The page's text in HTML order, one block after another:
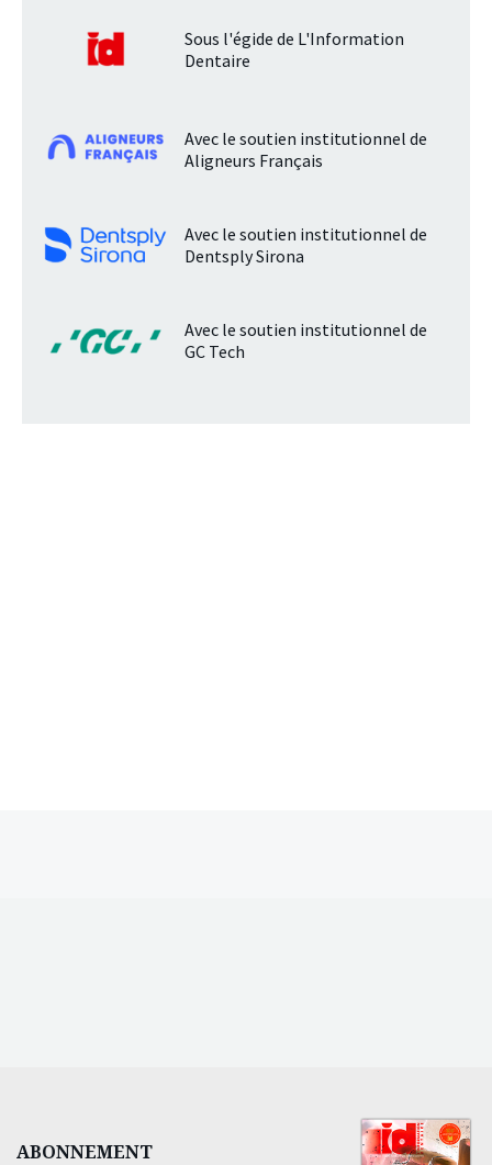
Sous l'égide de L'Information
Dentaire
Avec le soutien institutionnel de
Aligneurs Français
Avec le soutien institutionnel de
Dentsply Sirona
Avec le soutien institutionnel de
GC Tech
ABONNEMENT